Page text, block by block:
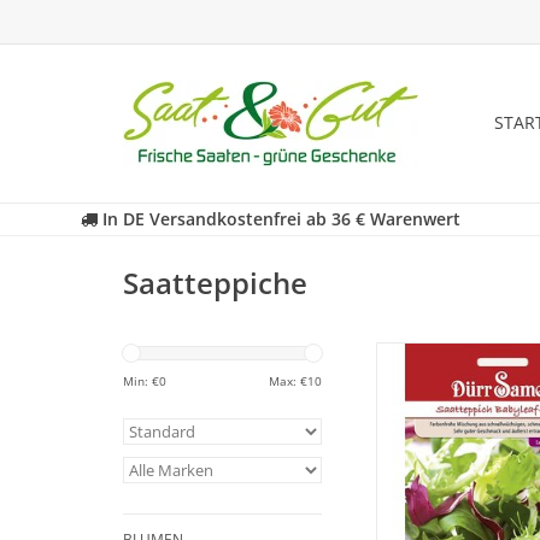
In DE Versandkostenfrei ab 36 € Warenwert
Saatteppiche
Min: €0 Max: €10
Farbenfrohe
schnellwüchsigen,
Sorten. Sehr guter
und äußerst
Säen ist
Dürr-
ZUM WARENKORB